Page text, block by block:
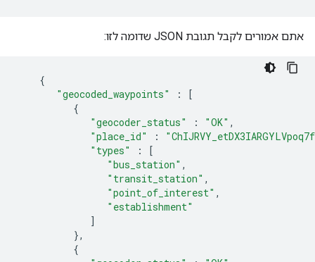
אתם אמורים לקבל תגובת JSON שדומה לזו:
{
"geocoded_waypoints"
:
[
{
"geocoder_status"
: "OK" ,
"place_id"
:
"types"
:
[
"bus_station" ,
"transit_station" ,
"point_of_interest" ,
"establishment"
]
},
{